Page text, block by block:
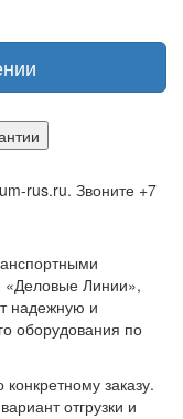
rus.ru. Звоните +7
«Деловые Линии»,
надежную и
оборудования по
заказу.
отгрузки и